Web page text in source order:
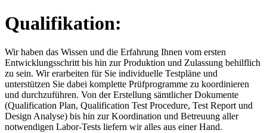
Qualifikation:
Wir haben das Wissen und die Erfahrung Ihnen vom ersten
Entwicklungsschritt bis hin zur Produktion und Zulassung behilflich
zu sein. Wir erarbeiten für Sie individuelle Testpläne und
unterstützen Sie dabei komplette Prüfprogramme zu koordinieren
und durchzuführen. Von der Erstellung sämtlicher Dokumente
(Qualification Plan, Qualification Test Procedure, Test Report und
Design Analyse) bis hin zur Koordination und Betreuung aller
notwendigen Labor-Tests liefern wir alles aus einer Hand.